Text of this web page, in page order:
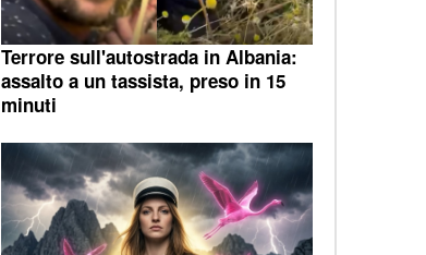
Terrore sull'autostrada in Albania:
assalto a un tassista, preso in 15
minuti